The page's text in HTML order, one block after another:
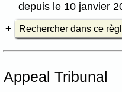
depuis le 10 janvier
Rechercher dans ce
Appeal Tribunal